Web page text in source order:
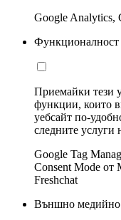
Google Analytics,
Функционалност
Приемайки тези
функции, които
уебсайт по-
следните услуги
Google Tag
Consent Mode от
Freshchat
Външно медийно